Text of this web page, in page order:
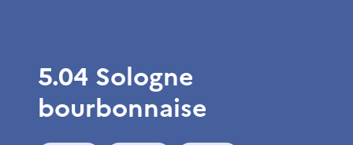
5.04 Sologne
bourbonnaise